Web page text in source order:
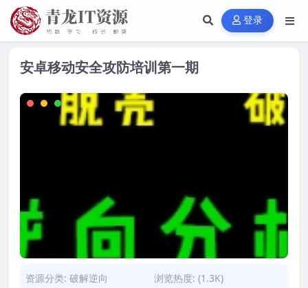
登录
安卓移动安全攻防培训第一期
资源分类: 破解逆向
浏览热度: (1.3K)